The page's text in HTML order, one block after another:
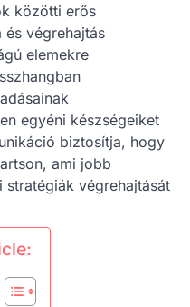
közötti erős
és végrehajtás
elemekre
egyéni készségeiket
biztosítja, hogy
ami jobb
végrehajtását